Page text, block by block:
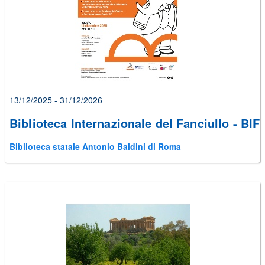
13/12/2025 - 31/12/2026
Biblioteca Internazionale del Fanciullo - BIF
Biblioteca statale Antonio Baldini di Roma